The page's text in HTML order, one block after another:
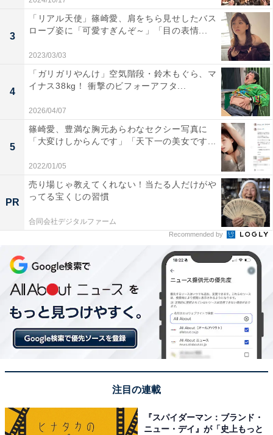
3
「リアル天使」篠崎愛、肩をちら見せしたバス
ローブ姿に「可愛すぎんぞ～」「目の表情...
2023/03/03
4
「ガリガリやんけ」空気階段・鈴木もぐら、マ
イナス38kg！ 衝撃のビフォーアフタ...
2026/04/07
5
篠崎愛、豊満な胸元あらわなセクシー写真に
「大変けしからんです」「天下一の美女です...
2022/01/05
PR
売り場じゃ教えてくれない！当たる人だけがや
ってる宝くじの習慣
合同会社デジタルファーム
Recommended by
注目の連載
『スパイダーマン：ブランド・
ニュー・デイ』が「史上もっと